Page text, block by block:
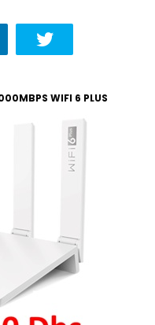
WIFI 6 PLUS